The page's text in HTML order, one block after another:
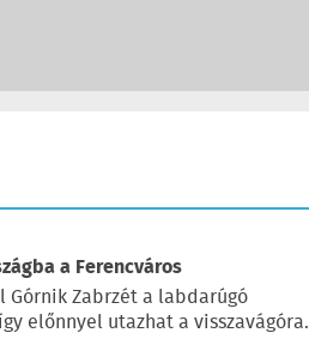
a Ferencváros
Górnik Zabrzét a labdarúgó
előnnyel utazhat a visszavágóra.